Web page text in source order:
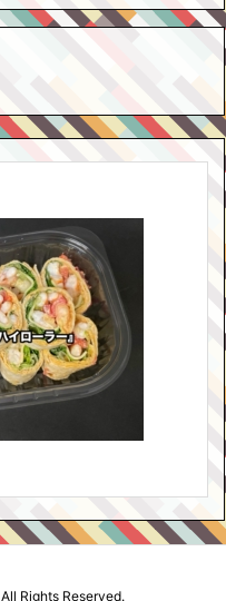
All Rights Reserved.